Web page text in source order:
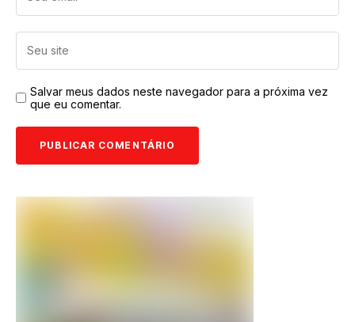
Salvar meus dados neste navegador para a próxima vez
que eu comentar.